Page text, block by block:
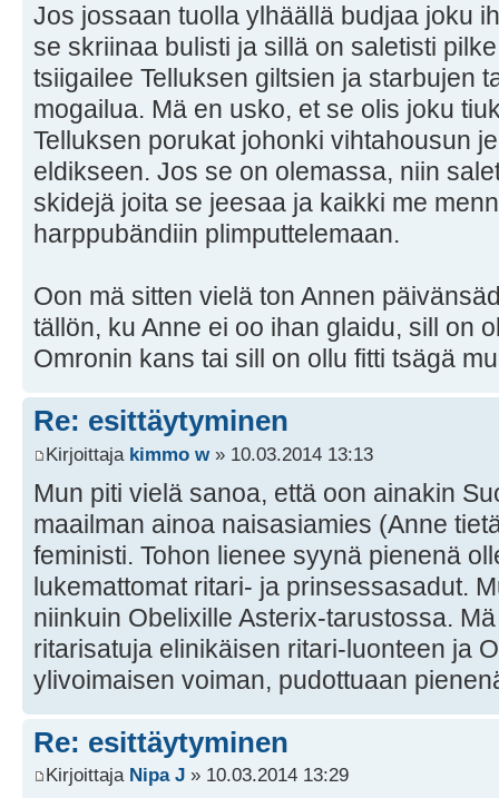
Jos jossaan tuolla ylhäällä budjaa joku
se skriinaa bulisti ja sillä on saletisti
tsiigailee Telluksen giltsien ja starbujen
mogailua. Mä en usko, et se olis joku
Telluksen porukat johonki vihtahousun
eldikseen. Jos se on olemassa, niin
skidejä joita se jeesaa ja kaikki me
harppubändiin plimputtelemaan.
Oon mä sitten vielä ton Annen
tällön, ku Anne ei oo ihan glaidu, sill on
Omronin kans tai sill on ollu fitti tsägä
Re: esittäytyminen
Kirjoittaja kimmo w» 10.03.2014 13:13
Mun piti vielä sanoa, että oon ainakin
maailman ainoa naisasiamies (Anne
feministi. Tohon lienee syynä pienenä
lukemattomat ritari- ja prinsessasadut.
niinkuin Obelixille Asterix-tarustossa.
ritarisatuja elinikäisen ritari-luonteen ja
ylivoimaisen voiman, pudottuaan
Re: esittäytyminen
Kirjoittaja Nipa J » 10.03.2014 13:29